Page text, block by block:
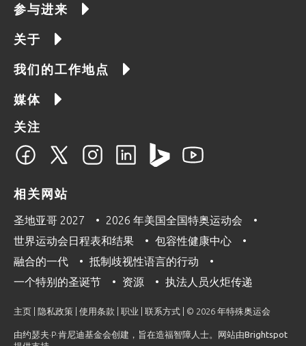
参与进来
关于
我们的工作地点
媒体
关注
相关网站
圣地亚哥 2027
2026 年美国全国特奥运动会
世界运动会日程表和结果
包容性健康中心
融合的一代
抵制歧视性语言的行动
一个特别的圣诞节
资源 执法人员火炬传递
主页 隐私政策 使用条款 职业 联系方式 | © 2026 年特殊奥运会
由约瑟夫·P·肯尼迪基金会创建，旨在造福智障人士。网站由Brightspot